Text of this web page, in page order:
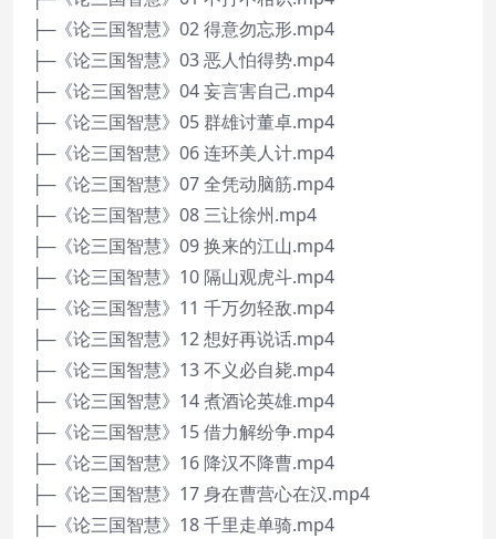
├─《论三国智慧》02 得意勿忘形.mp4
├─《论三国智慧》03 恶人怕得势.mp4
├─《论三国智慧》04 妄言害自己.mp4
├─《论三国智慧》05 群雄讨董卓.mp4
├─《论三国智慧》06 连环美人计.mp4
├─《论三国智慧》07 全凭动脑筋.mp4
├─《论三国智慧》08 三让徐州.mp4
├─《论三国智慧》09 换来的江山.mp4
├─《论三国智慧》10 隔山观虎斗.mp4
├─《论三国智慧》11 千万勿轻敌.mp4
├─《论三国智慧》12 想好再说话.mp4
├─《论三国智慧》13 不义必自毙.mp4
├─《论三国智慧》14 煮酒论英雄.mp4
├─《论三国智慧》15 借力解纷争.mp4
├─《论三国智慧》16 降汉不降曹.mp4
├─《论三国智慧》17 身在曹营心在汉.mp4
├─《论三国智慧》18 千里走单骑.mp4